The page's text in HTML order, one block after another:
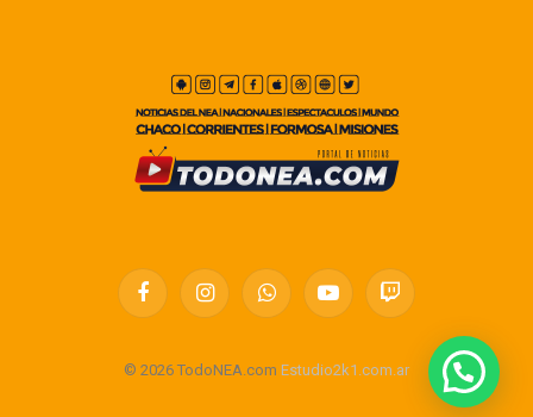
FacebookInstagramWhatsAppYouTubeTwitch
© 2026 TodoNEA.com Estudio2k1.com.ar